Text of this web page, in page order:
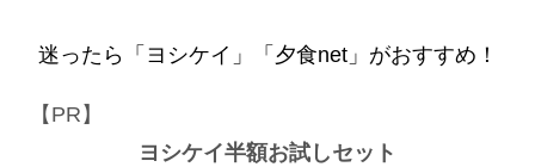
迷ったら「ヨシケイ」「夕食net」がおすすめ！
【PR】
ヨシケイ半額お試しセット